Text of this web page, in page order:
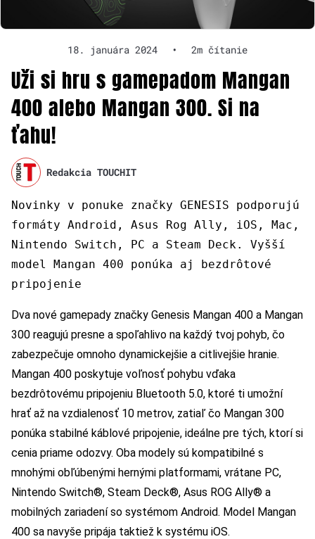
18. januára 2024 • 2m čítanie
Uži si hru s gamepadom Mangan
400 alebo Mangan 300. Si na
ťahu!
Redakcia TOUCHIT
Novinky v ponuke značky GENESIS podporujú
formáty Android, Asus Rog Ally, iOS, Mac,
Nintendo Switch, PC a Steam Deck. Vyšší
model Mangan 400 ponúka aj bezdrôtové
pripojenie
Dva nové gamepady značky Genesis Mangan 400 a Mangan
300 reagujú presne a spoľahlivo na každý tvoj pohyb, čo
zabezpečuje omnoho dynamickejšie a citlivejšie hranie.
Mangan 400 poskytuje voľnosť pohybu vďaka
bezdrôtovému pripojeniu Bluetooth 5.0, ktoré ti umožní
hrať až na vzdialenosť 10 metrov, zatiaľ čo Mangan 300
ponúka stabilné káblové pripojenie, ideálne pre tých, ktorí si
cenia priame odozvy. Oba modely sú kompatibilné s
mnohými obľúbenými hernými platformami, vrátane PC,
Nintendo Switch®, Steam Deck®, Asus ROG Ally® a
mobilných zariadení so systémom Android. Model Mangan
400 sa navyše pripája taktiež k systému iOS.